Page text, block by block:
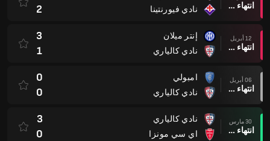
انتهاء وقت المباراة
نادي فيورنتينا
2
12 أبريل
انتهاء وقت المباراة
إنتر ميلان
نادي كالياري
3
1
06 أبريل
انتهاء وقت المباراة
امبولي
نادي كالياري
0
0
30 مارس
انتهاء وقت المباراة
نادي كالياري
اي سي مونزا
3
0